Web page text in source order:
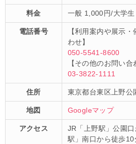
料金 一般 1,000円/大学生
電話番号
【利用案内や展示
わせ】
050-5541-8600
【その他のお問い合
03-3822-1111
住所 東京都台東区上野公
地図 Googleマップ
アクセス
JR「上野駅」公園
駅」南口から徒歩10